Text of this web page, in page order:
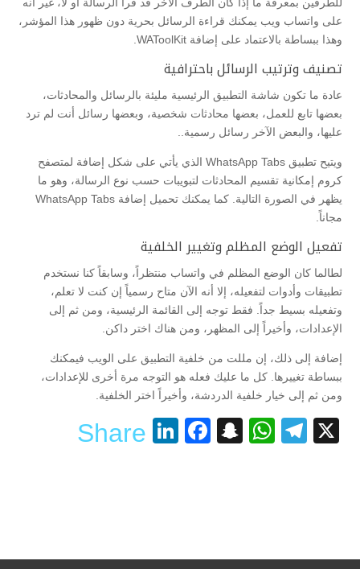
على واتساب ويب يمكنك قراءة الرسائل بحرية دون ظهور هذا المؤشر،
وهذا ببساطة بالاعتماد على إضافة WAToolKit.
تصنيف وترتيب الرسائل باحترافية
عادة ما تكون شاشة التطبيق الرئيسية مليئة بالرسائل والمحادثات،
بعضها تابع للعمل، بعضها محادثات شخصية، وبعضها رسائل أنت لم ترد
عليها، والبعض الآخر رسائل رسمية..
ويتيح تطبيق WhatsApp Tabs الذي يأتي على شكل إضافة لمتصفح
كروم إمكانية تقسيم المحادثات لتبويبات حسب نوع الرسالة، وهو ما
يظهر في الصورة التالية. كما يمكنك تحميل إضافة WhatsApp Tabs
مجاناً.
تفعيل الوضع المظلم وتغيير الخلفية
لطالما كان الوضع المظلم في واتساب منتظراً، وسابقاً كنا نستخدم
تطبيقات وأدوات لتفعيله، إلا أنه الآن متاح رسمياً إن كنت لا تعلم،
وتفعيله بسيط جداً. فقط توجه إلى القائمة الرئيسية، ومن ثم إلى
الإعدادات، وأخيراً إلى المظهر، ومن هناك اختر داكن.
إضافة إلى ذلك، إن مللت من خلفية التطبيق على الويب فيمكنك
ببساطة تغييرها. كل ما عليك فعله هو التوجه مرة أخرى للإعدادات،
ومن ثم إلى خيار خلفية الدردشة، وأخيراً اختر الخلفية.
X
Telegram
WhatsApp
Snapchat
Facebook
LinkedIn
Share